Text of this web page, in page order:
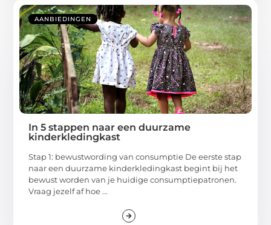
AANBIEDINGEN
In 5 stappen naar een duurzame
kinderkledingkast
Stap 1: bewustwording van consumptie De eerste stap
naar een duurzame kinderkledingkast begint bij het
bewust worden van je huidige consumptiepatronen.
Vraag jezelf af hoe ...